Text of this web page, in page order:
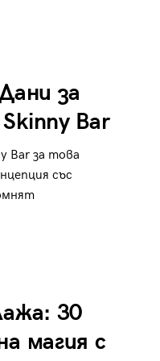
за
Bar
Bar за това
със
30
магия с